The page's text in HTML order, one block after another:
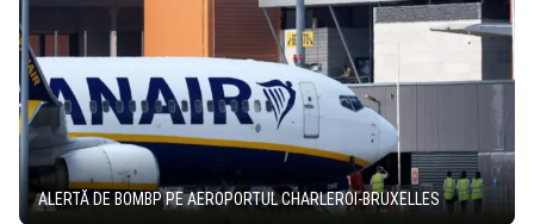
ALERTĂ DE BOMBP PE AEROPORTUL CHARLEROI-BRUXELLES